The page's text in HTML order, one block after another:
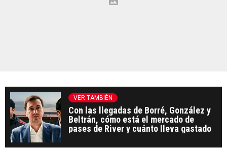
VER TAMBIÉN
Con las llegadas de Borré, González y
Beltrán, cómo está el mercado de
pases de River y cuánto lleva gastado